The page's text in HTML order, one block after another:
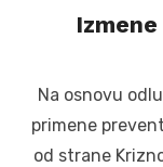
Na osnovu
primene
od strane